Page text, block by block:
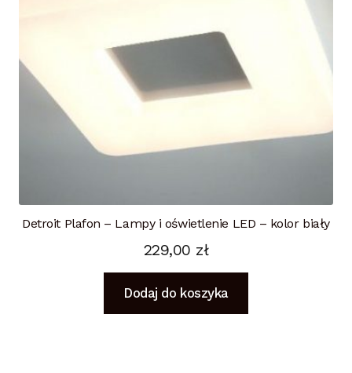
Detroit Plafon – Lampy i oświetlenie LED – kolor biały
229,00 zł
Dodaj do koszyka